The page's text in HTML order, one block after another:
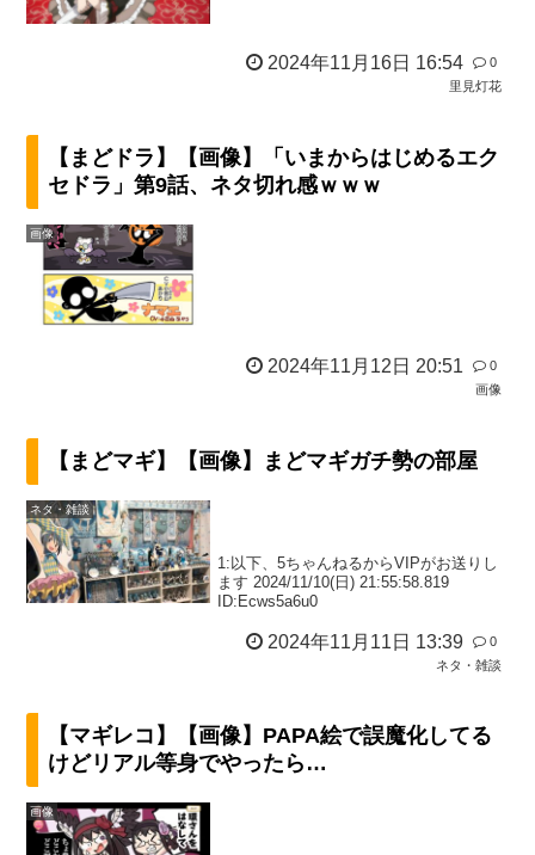
2024年11月16日 16:54
0
里見灯花
【まどドラ】【画像】「いまからはじめるエク
セドラ」第9話、ネタ切れ感ｗｗｗ
画像
2024年11月12日 20:51
0
画像
【まどマギ】【画像】まどマギガチ勢の部屋
ネタ・雑談
1:以下、5ちゃんねるからVIPがお送りし
ます 2024/11/10(日) 21:55:58.819
ID:Ecws5a6u0
2024年11月11日 13:39
0
ネタ・雑談
【マギレコ】【画像】PAPA絵で誤魔化してる
けどリアル等身でやったら…
画像